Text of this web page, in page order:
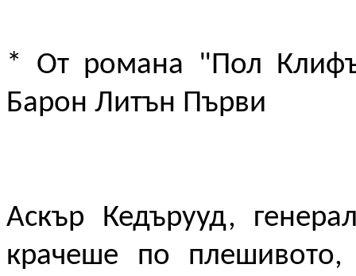
* От романа "Пол
Барон Литън Първи
Аскър Кедърууд,
крачеше по